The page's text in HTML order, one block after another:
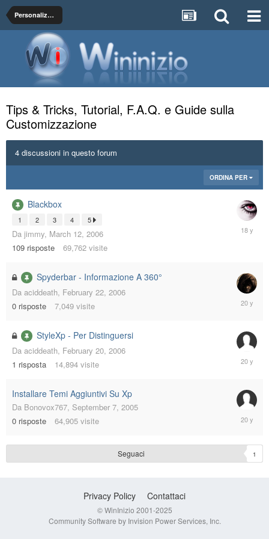
Personalizza La Grafica del Tuo PC
Tips & Tricks, Tutorial, F.A.Q. e Guide sulla
Customizzazione
4 discussioni in questo forum
ORDINA PER
Blackbox
1 2 3 4 5
Da jimmy, March 12, 2006
109 risposte 69,762 visite
January
21,
Spyderbar - Informazione A 360°
Da aciddeath, February 22, 2006
0 risposte 7,049 visite
February
22,
StyleXp - Per Distinguersi
Da aciddeath, February 20, 2006
1 risposta 14,894 visite
February
20,
Installare Temi Aggiuntivi Su Xp
Da Bonovox767, September 7, 2005
0 risposte 64,905 visite
7,
Seguaci 1
Privacy Policy Contattaci
© WinInizio 2001-2025
Community Software by Invision Power Services, Inc.